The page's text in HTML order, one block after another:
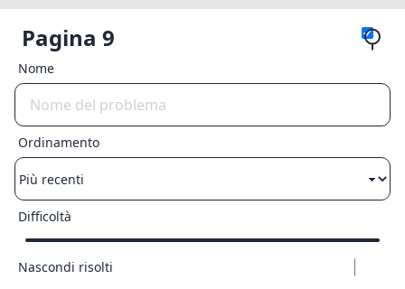
Pagina 9
Nome
Ordinamento
Difficoltà
Nascondi risolti